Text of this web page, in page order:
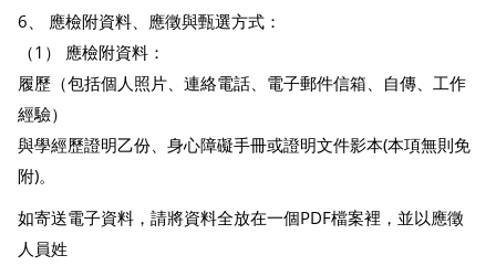
6、 應檢附資料、應徵與甄選方式：
（1） 應檢附資料：
履歷（包括個人照片、連絡電話、電子郵件信箱、自傳、工作
經驗）
與學經歷證明乙份、身心障礙手冊或證明文件影本(本項無則免
附)。
如寄送電子資料，請將資料全放在一個PDF檔案裡，並以應徵
人員姓